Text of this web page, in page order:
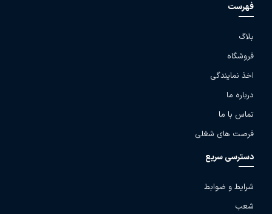
فهرست
بلاگ
فروشگاه
اخذ نمایندگی
درباره ما
تماس با ما
فرصت های شغلی
دسترسی سریع
شرایط و ضوابط
شعب